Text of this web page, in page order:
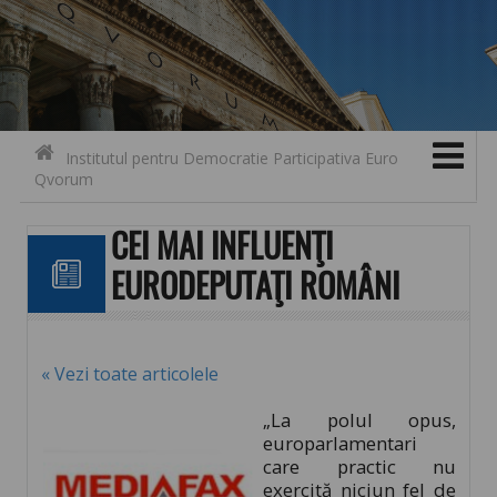
Contact
Skip to content
Institutul pentru Democratie Participativa Euro
Qvorum
CEI MAI INFLUENŢI
EURODEPUTAŢI ROMÂNI
« Vezi toate articolele
„La polul opus,
europarlamentari
care practic nu
exercită niciun fel de